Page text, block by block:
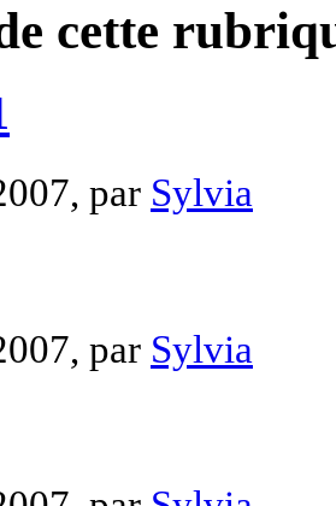
cette
par Sylvia
par Sylvia